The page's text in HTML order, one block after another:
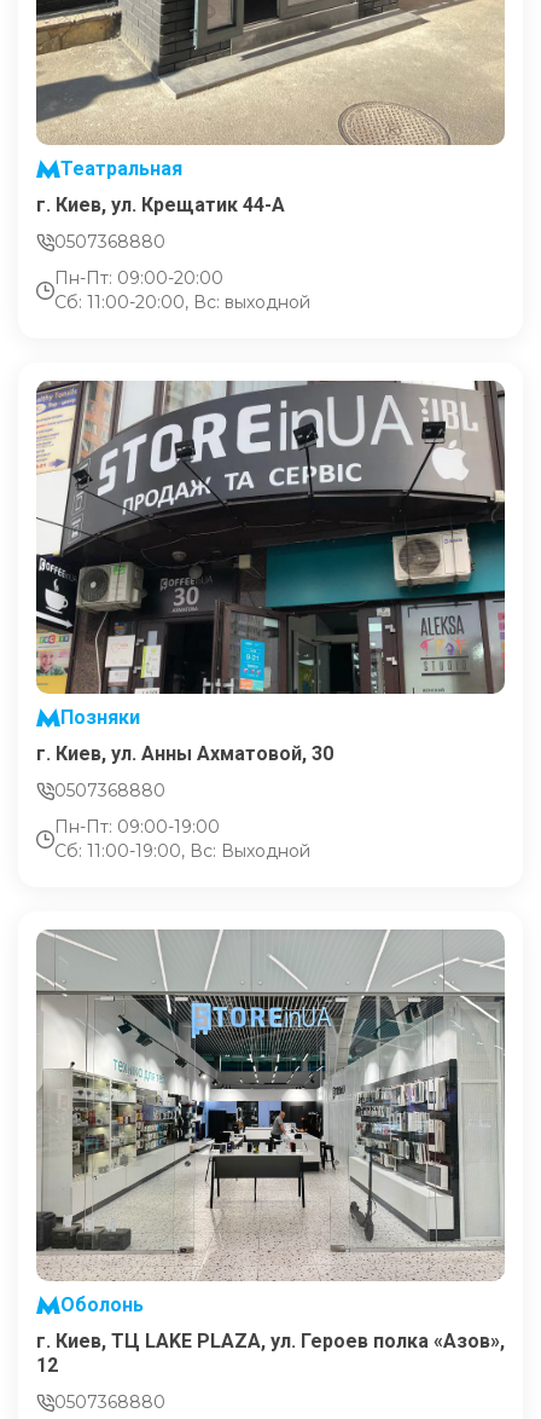
Театральная
г. Киев, ул. Крещатик 44-А
0507368880
Пн-Пт: 09:00-20:00
Сб: 11:00-20:00, Вс: выходной
Позняки
г. Киев, ул. Анны Ахматовой, 30
0507368880
Пн-Пт: 09:00-19:00
Сб: 11:00-19:00, Вс: Выходной
Оболонь
г. Киев, ТЦ LAKE PLAZA, ул. Героев полка «Азов»,
12
0507368880